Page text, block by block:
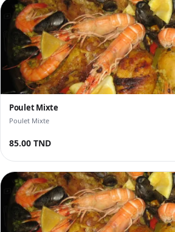
Poulet Mixte
Poulet Mixte
85.00 TND